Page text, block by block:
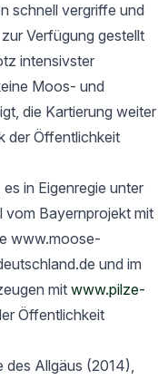
schnell vergriffe und
Verfügung gestellt
intensivster
Moos- und
die Kartierung weiter
der Öffentlichkeit
in Eigenregie unter
vom Bayernprojekt mit
www.moose-
und im
mit www.pilze-
Öffentlichkeit
des Allgäus (2014),